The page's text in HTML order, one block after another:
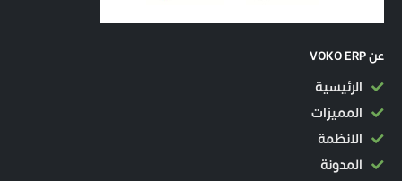
عن VOKO ERP
الرئيسية
المميزات
الانظمة
المدونة